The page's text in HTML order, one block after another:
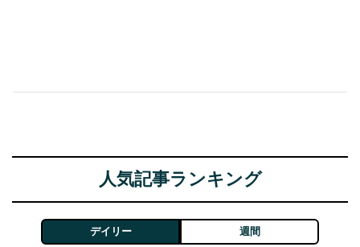
人気記事ランキング
デイリー 週間